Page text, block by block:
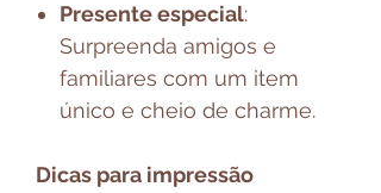
Presente especial:
Surpreenda amigos e
familiares com um item
único e cheio de charme.
Dicas para impressão